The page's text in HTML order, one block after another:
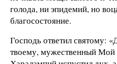
голода, ни эпидемий, но
благосостояние.
Господь ответил святому:
твоему, мужественный Мой